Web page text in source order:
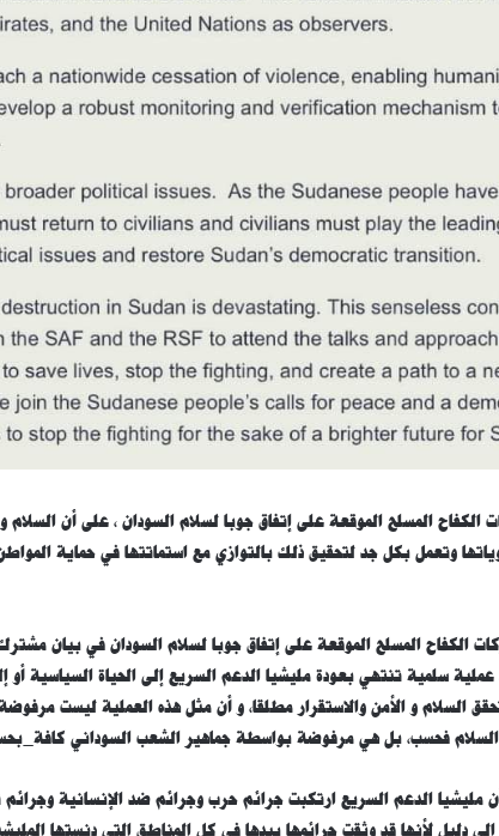
الكفاح المسلح الموقعة على إتفاق جوبا لسلام السودان ، على أن السلام
وتعمل بكل جد لتحقيق ذلك بالتوازي مع استماتتها في حماية
الكفاح المسلح الموقعة على إتفاق جوبا لسلام السودان في بيان
السلام و الأمن والاستقرار مطلقا، و أن مثل هذه العملية ليست
السلام فحسب، بل هي مرفوضة بواسطة جماهير الشعب السوداني
مليشيا الدعم السريع ارتكبت جرائم حرب وجرائم ضد الإنسانية
دليل لأنها قد وثقت جرائمها بيدها في كل المناطق التي دنستها